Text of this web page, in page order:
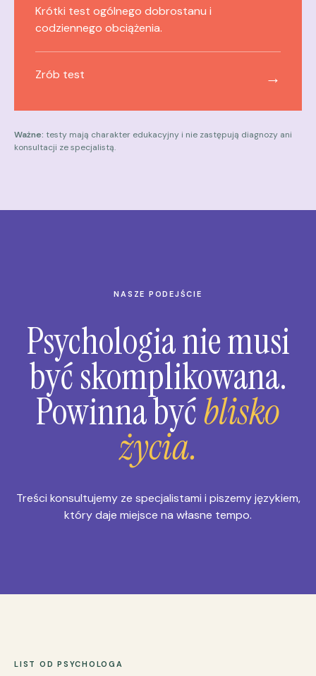
Krótki test ogólnego dobrostanu i
codziennego obciążenia.
Zrób test →
Ważne: testy mają charakter edukacyjny i nie zastępują diagnozy ani
konsultacji ze specjalistą.
NASZE PODEJŚCIE
Psychologia nie musi
być skomplikowana.
Powinna byćblisko
życia.
Treści konsultujemy ze specjalistami i piszemy językiem,
który daje miejsce na własne tempo.
LIST OD PSYCHOLOGA